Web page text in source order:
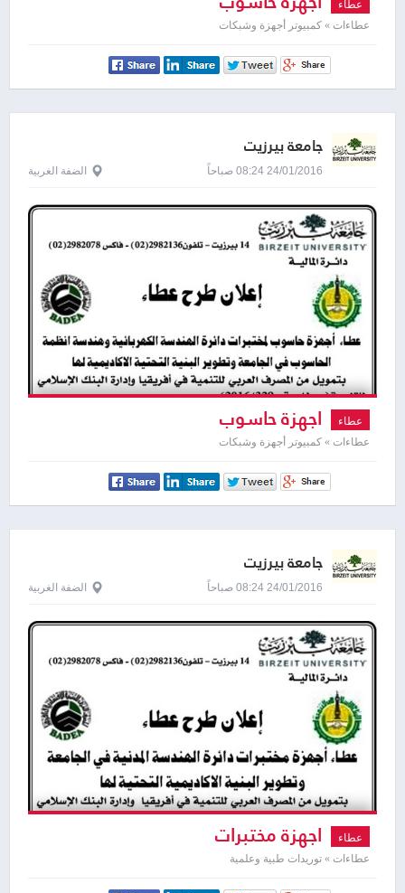
عطاء
عطاءات » كمبيوتر أجهزة وشبكات
جامعة بيرزيت
24/01/2016 08:24 صباحاً الضفة الغربية
عطاء اجهزة حاسوب
عطاءات » كمبيوتر أجهزة وشبكات
جامعة بيرزيت
24/01/2016 08:24 صباحاً الضفة الغربية
عطاء اجهزة مختبرات
عطاءات » توريدات طبية وعلمية